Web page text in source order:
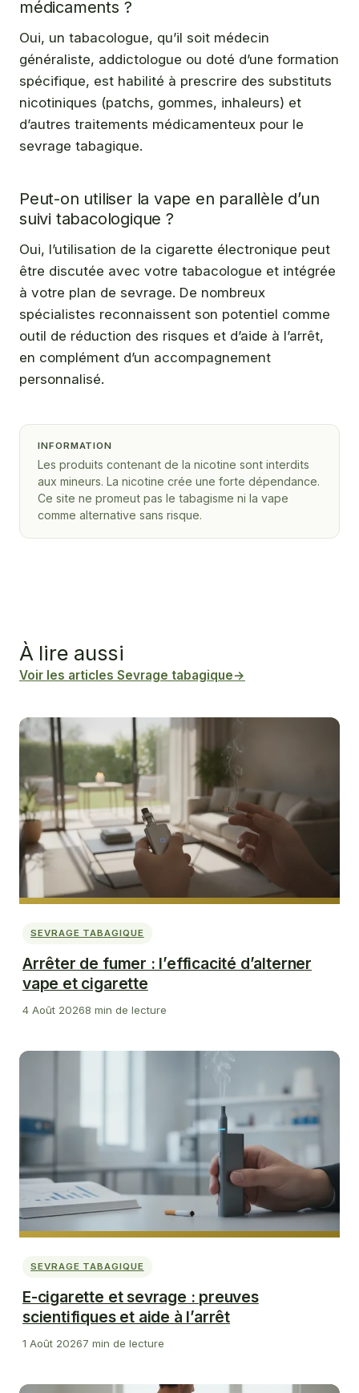
médicaments ?
Oui, un tabacologue, qu’il soit médecin
généraliste, addictologue ou doté d’une formation
spécifique, est habilité à prescrire des substituts
nicotiniques (patchs, gommes, inhaleurs) et
d’autres traitements médicamenteux pour le
sevrage tabagique.
Peut-on utiliser la vape en parallèle d’un
suivi tabacologique ?
Oui, l’utilisation de la cigarette électronique peut
être discutée avec votre tabacologue et intégrée
à votre plan de sevrage. De nombreux
spécialistes reconnaissent son potentiel comme
outil de réduction des risques et d’aide à l’arrêt,
en complément d’un accompagnement
personnalisé.
INFORMATION
Les produits contenant de la nicotine sont interdits
aux mineurs. La nicotine crée une forte dépendance.
Ce site ne promeut pas le tabagisme ni la vape
comme alternative sans risque.
À lire aussi
Voir les articles Sevrage tabagique→
SEVRAGE TABAGIQUE
Arrêter de fumer : l’efficacité d’alterner
vape et cigarette
4 Août 20268 min de lecture
SEVRAGE TABAGIQUE
E-cigarette et sevrage : preuves
scientifiques et aide à l’arrêt
1 Août 20267 min de lecture